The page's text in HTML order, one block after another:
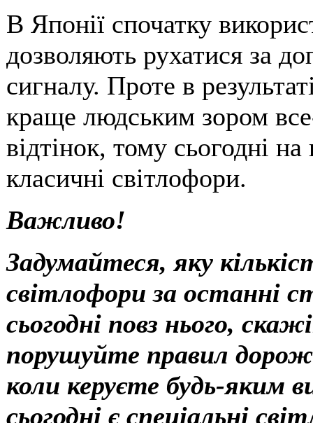
В Японії спочатку
дозволяють рухатися за
сигналу. Проте в
краще людським зором
відтінок, тому сьогодні
класичні світлофори.
Важливо!
Задумайтеся, яку
світлофори за останні
сьогодні повз нього,
порушуйте правил
коли керуєте будь-яким
сьогодні є спеціальні